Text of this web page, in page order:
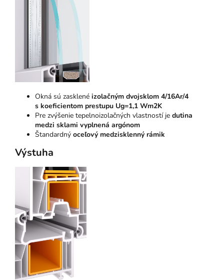
Okná sú zasklené izolačným dvojsklom 4/16Ar/4
s koeficientom prestupu Ug=1,1 Wm2K
Pre zvýšenie tepelnoizolačných vlastností je dutina
medzi sklami vyplnená argónom
Štandardný oceľový medzisklenný rámik
Výstuha